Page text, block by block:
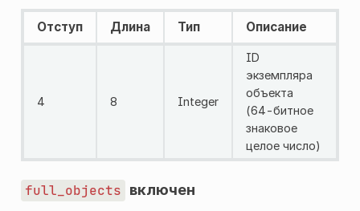
Отступ Длина Тип Описание
4 8 Integer
ID
экземпляра
объекта
(64-битное
знаковое
целое число)
full_objects включен